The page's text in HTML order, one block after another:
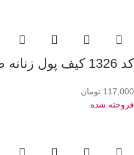
کد 1326 کیف پول زنانه طرح کریستین دیور
117,000 تومان
فروخته شده